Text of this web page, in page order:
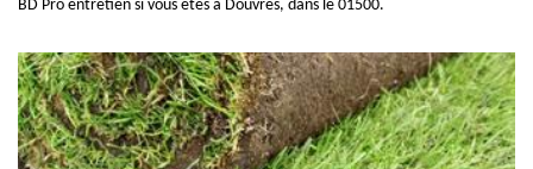
BD Pro entretien si vous êtes à Douvres, dans le 01500.